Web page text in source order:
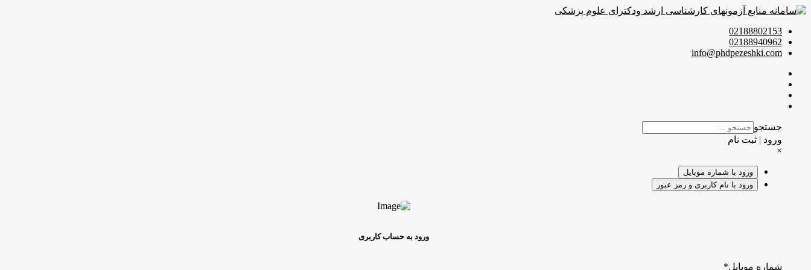
02188802153
02188940962
info@phdpezeshki.com
جستجو
ورود | ثبت نام
×
ورود با شماره موبایل
ورود با نام کاربری و رمز عبور
ورود به حساب کاربری
شماره موبایل*